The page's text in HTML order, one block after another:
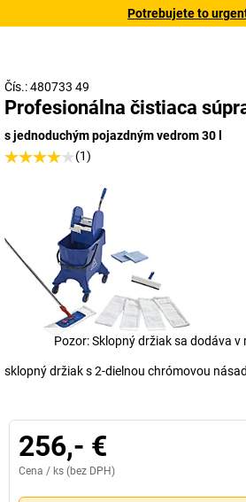
Potrebujete to
Čís.: 480733 49
Profesionálna čistiaca
s jednoduchým pojazdným vedrom 30 l
(1)
Pozor: Sklopný držiak sa dodáva
sklopný držiak s 2-dielnou chrómovou
256,- €
Cena / ks (bez DPH)